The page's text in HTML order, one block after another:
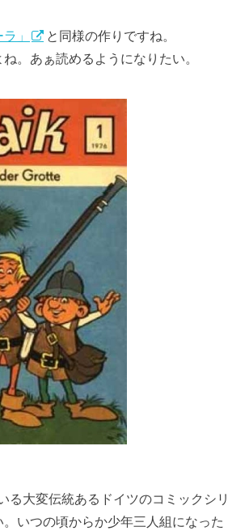
」
と同様の作りですね。
。あぁ読めるようになりたい。
る大変伝統あるドイツのコミックシリ
いつの頃からか少年三人組になった